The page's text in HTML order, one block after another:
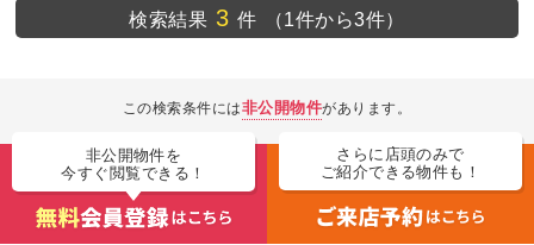
検索結果 3 件 （1件から3件）
この検索条件には非公開物件があります。
非公開物件を
今すぐ閲覧できる！
さらに店頭のみで
ご紹介できる物件も！